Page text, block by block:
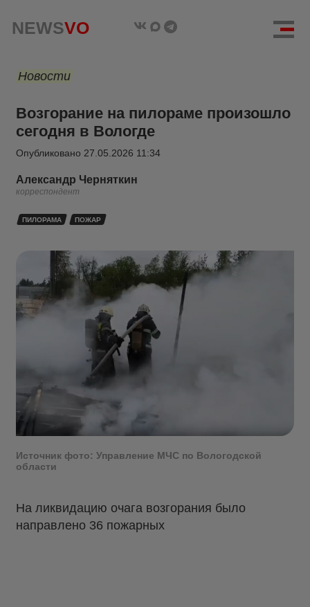
NEWSVO
Новости
Возгорание на пилораме произошло
сегодня в Вологде
Опубликовано 27.05.2026 11:34
Александр Черняткин
корреспондент
ПИЛОРАМА ПОЖАР
Источник фото: Управление МЧС по Вологодской
области
На ликвидацию очага возгорания было
направлено 36 пожарных